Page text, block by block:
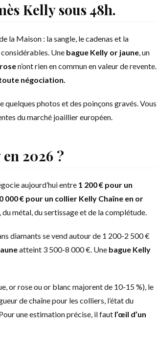
Kelly sous 48h.
la Maison : la sangle, le cadenas et la
Une bague Kelly or jaune, un
n’ont rien en commun en valeur de revente.
négociation.
photos et des poinçons gravés. Vous
du marché joaillier européen.
2026 ?
aujourd’hui entre 1 200 € pour un
€ pour un collier Kelly Chaîne en or
métal, du sertissage et de la complétude.
diamants se vend autour de 1 200-2 500 €
atteint 3 500-8 000 €. Une bague Kelly
or rose ou or blanc majorent de 10-15 %), le
de chaîne pour les colliers, l’état du
une estimation précise, il faut l’œil d’un